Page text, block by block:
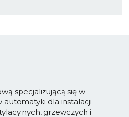
specjalizującą się w
dla instalacji
grzewczych i